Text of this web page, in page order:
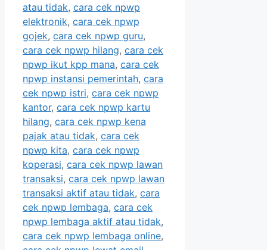
atau tidak, cara cek npwp
elektronik, cara cek npwp
gojek, cara cek npwp guru,
cara cek npwp hilang, cara cek
npwp ikut kpp mana, cara cek
npwp instansi pemerintah, cara
cek npwp istri, cara cek npwp
kantor, cara cek npwp kartu
hilang, cara cek npwp kena
pajak atau tidak, cara cek
npwp kita, cara cek npwp
koperasi, cara cek npwp lawan
transaksi, cara cek npwp lawan
transaksi aktif atau tidak, cara
cek npwp lembaga, cara cek
npwp lembaga aktif atau tidak,
cara cek npwp lembaga online,